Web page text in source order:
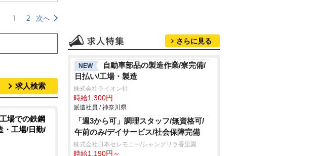
1 2 次へ
求人検索
場での鉄鋼
・工場/日勤/
さらに見る
NEW
自動車部品の製造作業/寮完備/
日払い/工場・製造
株式会社ライオン社
時給1,300円
派遣社員 / 神奈川県
「週3から可」調理スタッフ/無資格可/
午前のみ/デイサービス/社会保障完備
株式会社日本セレモニー/シャングリラ香里園
時給1,190円～